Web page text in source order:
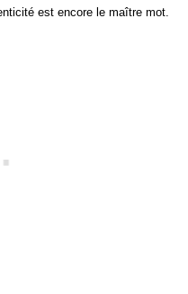
est encore le maître mot.